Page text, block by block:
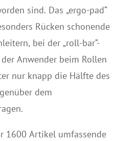
sind. Das „ergo-pad“
Rücken schonende
bei der „roll-bar“-
Anwender beim Rollen
nur knapp die Hälfte des
dem
1600 Artikel umfassende